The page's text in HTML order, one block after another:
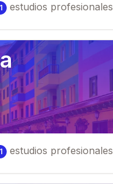
estudios profesionales
estudios profesionales